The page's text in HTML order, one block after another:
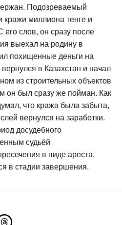
Подозреваемый
кражи миллиона тенге и
его слов, он сразу после
выехал на родину в
похищенные деньги на
в Казахстан и начал
из строительных объектов
он был сразу же пойман. Как
что кража была забыта,
вернулся на заработки.
досудебного
судьёй
в виде ареста.
в стадии завершения.